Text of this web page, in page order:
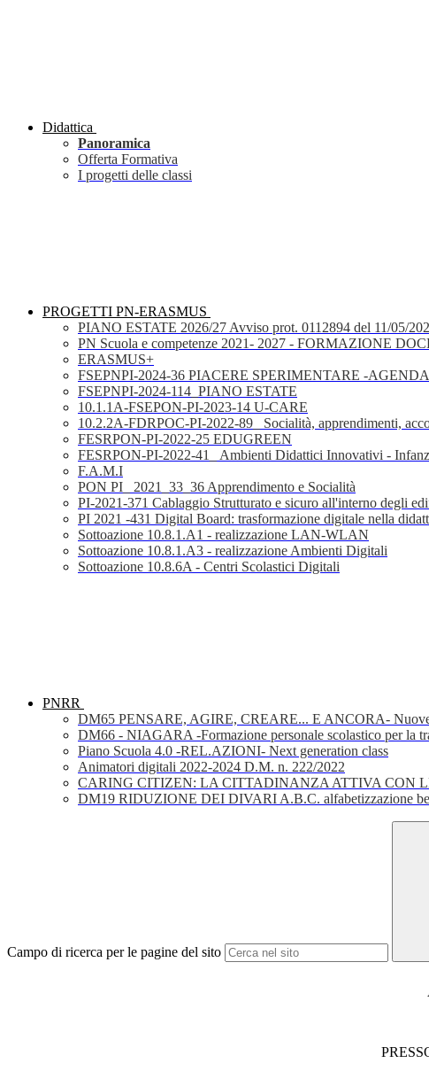
Didattica
Panoramica
Offerta Formativa
I progetti delle classi
PROGETTI PN-ERASMUS
PIANO ESTATE 2026/27 Avviso prot. 0112894 del 11/05/
PN Scuola e competenze 2021- 2027 - FORMAZIONE
ERASMUS+
FSEPNPI-2024-36 PIACERE SPERIMENTARE -
FSEPNPI-2024-114_PIANO ESTATE
10.1.1A-FSEPON-PI-2023-14 U-CARE
10.2.2A-FDRPOC-PI-2022-89_ Socialità, apprendimenti,
FESRPON-PI-2022-25 EDUGREEN
FESRPON-PI-2022-41_ Ambienti Didattici Innovativi -
F.A.M.I
PON PI_ 2021_33_36 Apprendimento e Socialità
PI-2021-371 Cablaggio Strutturato e sicuro all'interno degli
PI 2021 -431 Digital Board: trasformazione digitale nella
Sottoazione 10.8.1.A1 - realizzazione LAN-WLAN
Sottoazione 10.8.1.A3 - realizzazione Ambienti Digitali
Sottoazione 10.8.6A - Centri Scolastici Digitali
PNRR
DM65 PENSARE, AGIRE, CREARE... E ANCORA- Nuove
DM66 - NIAGARA -Formazione personale scolastico per la
Piano Scuola 4.0 -REL.AZIONI- Next generation class
Animatori digitali 2022-2024 D.M. n. 222/2022
CARING CITIZEN: LA CITTADINANZA ATTIVA CON
DM19 RIDUZIONE DEI DIVARI A.B.C. alfabetizzazione
Campo di ricerca per le pagine del sito